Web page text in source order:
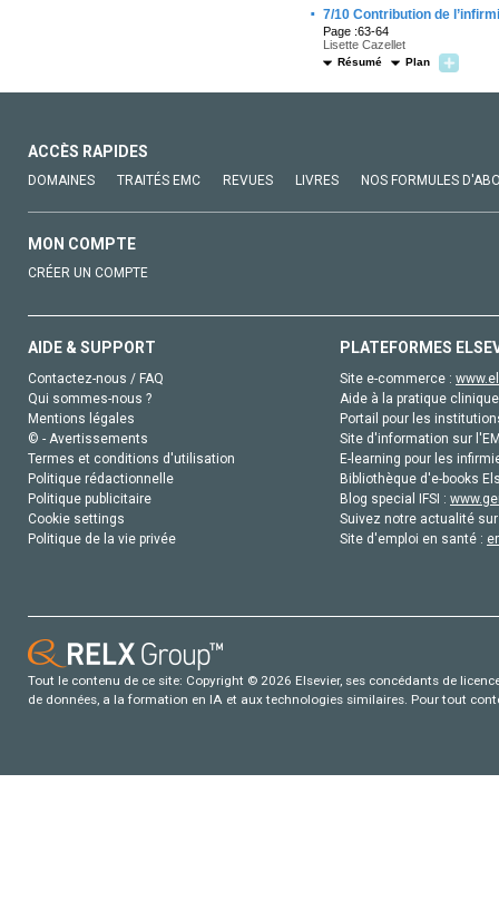
· 7/10 Contribution de
Page :63-64
Lisette Cazellet
Résumé Plan
ACCÈS RAPIDES
DOMAINES TRAITÉS EMC REVUES LIVRES NOS FORMULES
MON COMPTE
CRÉER UN COMPTE
AIDE & SUPPORT
Contactez-nous / FAQ
Qui sommes-nous ?
Mentions légales
© - Avertissements
Termes et conditions d'utilisation
Politique rédactionnelle
Politique publicitaire
Cookie settings
Politique de la vie privée
PLATEFORMES
Site e-commerce :
Aide à la pratique
Portail pour les
Site d'information sur
E-learning pour les
Bibliothèque d'e-books
Blog special IFSI :
Suivez notre actualité
Site d'emploi en santé :
Tout le contenu de ce site: Copyright © 2026 Elsevier, ses concédants de
de données, a la formation en IA et aux technologies similaires. Pour tout